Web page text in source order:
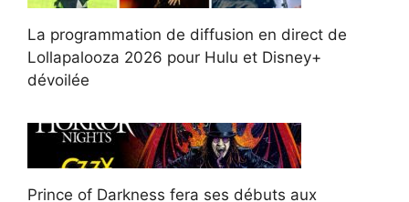
La programmation de diffusion en direct de
Lollapalooza 2026 pour Hulu et Disney+
dévoilée
Prince of Darkness fera ses débuts aux